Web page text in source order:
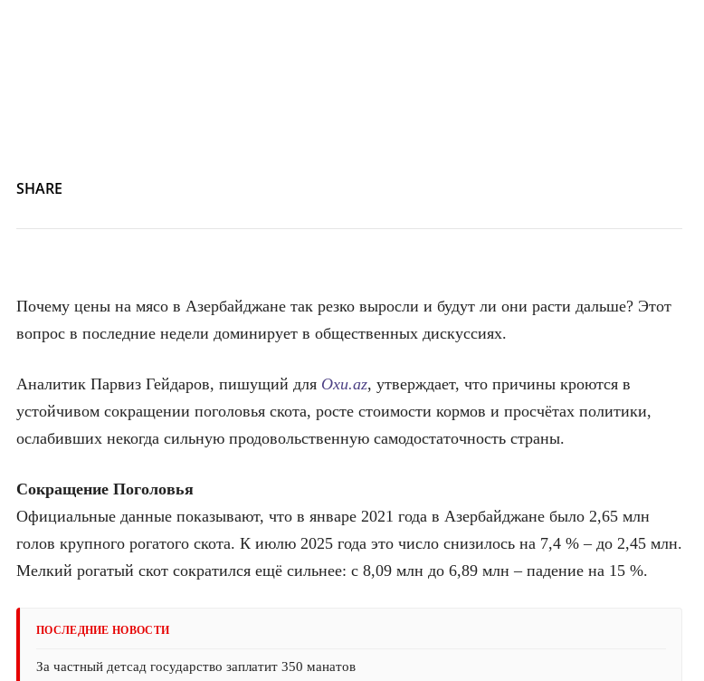
SHARE
Почему цены на мясо в Азербайджане так резко выросли и будут ли они расти дальше? Этот
вопрос в последние недели доминирует в общественных дискуссиях.
Аналитик Парвиз Гейдаров, пишущий для Oxu.az, утверждает, что причины кроются в
устойчивом сокращении поголовья скота, росте стоимости кормов и просчётах политики,
ослабивших некогда сильную продовольственную самодостаточность страны.
Сокращение Поголовья
Официальные данные показывают, что в январе 2021 года в Азербайджане было 2,65 млн
голов крупного рогатого скота. К июлю 2025 года это число снизилось на 7,4 % – до 2,45 млн.
Мелкий рогатый скот сократился ещё сильнее: с 8,09 млн до 6,89 млн – падение на 15 %.
ПОСЛЕДНИЕ НОВОСТИ
За частный детсад государство заплатит 350 манатов